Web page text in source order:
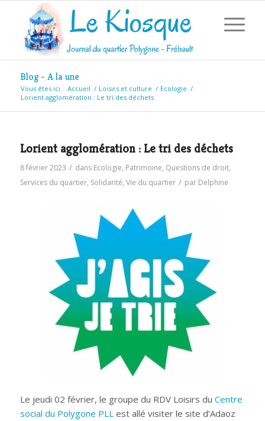
Blog - A la une
Vous êtes ici : Accueil / Loisirs et culture / Ecologie /
Lorient agglomération : Le tri des déchets
Lorient agglomération : Le tri des déchets
8 février 2023 / dans Ecologie, Patrimoine, Questions de droit,
Services du quartier, Solidarité, Vie du quartier / par Delphine
Le jeudi 02 février, le groupe du RDV Loisirs du Centre
social du Polygone PLLest allé visiter le site d’Adaoz